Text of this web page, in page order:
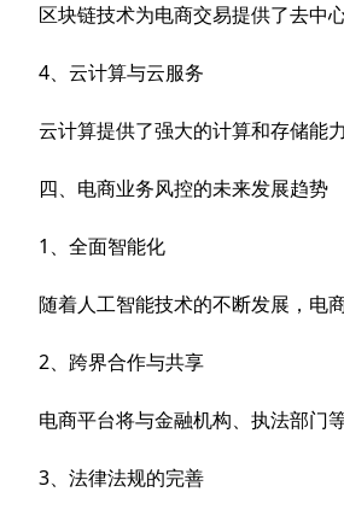
区块链技术为电商交易提供了去中
4、云计算与云服务
云计算提供了强大的计算和存储能
四、电商业务风控的未来发展趋势
1、全面智能化
随着人工智能技术的不断发展，电
2、跨界合作与共享
电商平台将与金融机构、执法部门
3、法律法规的完善